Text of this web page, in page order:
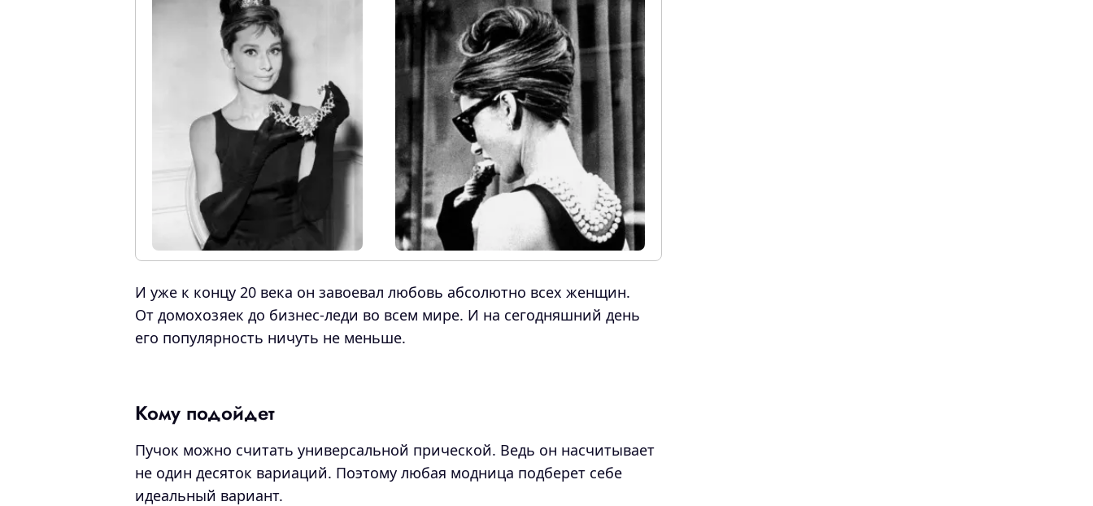
И уже к концу 20 века он завоевал любовь абсолютно всех женщин.
От домохозяек до бизнес-леди во всем мире. И на сегодняшний день
его популярность ничуть не меньше.
Кому подойдет
Пучок можно считать универсальной прической. Ведь он насчитывает
не один десяток вариаций. Поэтому любая модница подберет себе
идеальный вариант.